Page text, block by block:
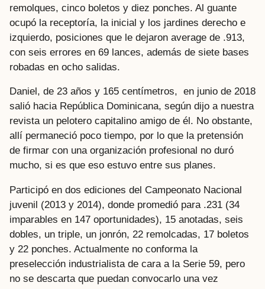
remolques, cinco boletos y diez ponches. Al guante
ocupó la receptoría, la inicial y los jardines derecho e
izquierdo, posiciones que le dejaron average de .913,
con seis errores en 69 lances, además de siete bases
robadas en ocho salidas.
Daniel, de 23 años y 165 centímetros, en junio de 2018
salió hacia República Dominicana, según dijo a nuestra
revista un pelotero capitalino amigo de él. No obstante,
allí permaneció poco tiempo, por lo que la pretensión
de firmar con una organización profesional no duró
mucho, si es que eso estuvo entre sus planes.
Participó en dos ediciones del Campeonato Nacional
juvenil (2013 y 2014), donde promedió para .231 (34
imparables en 147 oportunidades), 15 anotadas, seis
dobles, un triple, un jonrón, 22 remolcadas, 17 boletos
y 22 ponches. Actualmente no conforma la
preselección industrialista de cara a la Serie 59, pero
no se descarta que puedan convocarlo una vez